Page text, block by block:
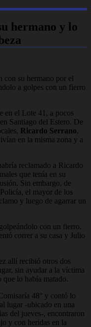
hermano y lo
con su hermano por el
a golpes con un fierro
en el Lote 41, a pocos
Santiago del Estero. De
Ricardo Serrano,
en la misma zona y a
reclamado a Ricardo
que tenía en su
Sin embargo, de
el mayor de los
y luego de agarrar un
con un fierro.
correr a su casa y Julio
allí recibió otros dos
sin ayudar a la víctima
que lo había matado.
48° y contó lo
lugar -ubicado en una
del jueves-, encontraron
y con heridas en la